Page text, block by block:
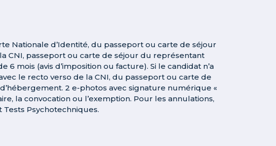
Nationale d’Identité, du passeport ou carte de séjour
CNI, passeport ou carte de séjour du représentant
mois (avis d’imposition ou facture). Si le candidat n’a
le recto verso de la CNI, du passeport ou carte de
2 e-photos avec signature numérique «
la convocation ou l’exemption. Pour les annulations,
Psychotechniques.